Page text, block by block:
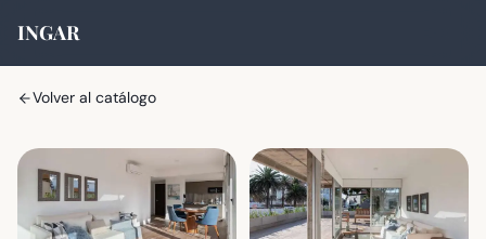
INGAR
Volver al catálogo